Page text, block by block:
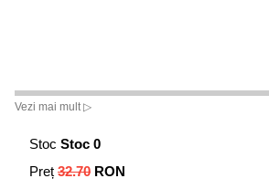
Vezi mai mult ▷
Stoc Stoc 0
Preț 32.70 RON